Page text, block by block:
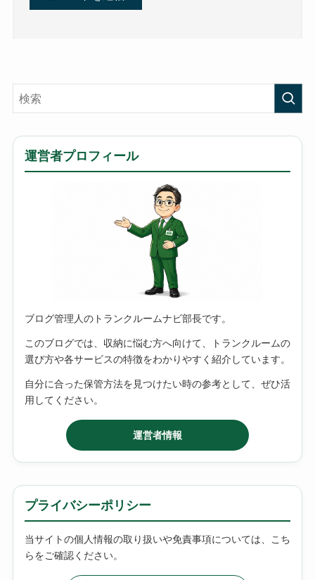
運営者プロフィール
ブログ管理人のトランクルームナビ部長です。
このブログでは、収納に悩む方へ向けて、トランクルームの
選び方や各サービスの特徴をわかりやすく紹介しています。
自分に合った保管方法を見つけたい時の参考として、ぜひ活
用してください。
運営者情報
プライバシーポリシー
当サイトの個人情報の取り扱いや免責事項については、こち
らをご確認ください。